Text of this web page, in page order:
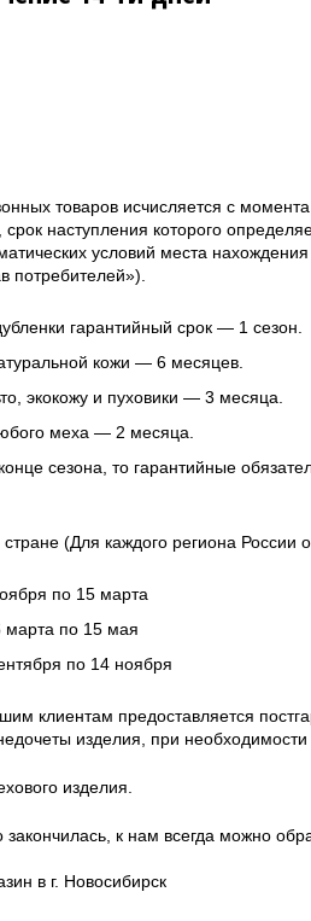
товаров исчисляется с
наступления которого
условий места
потребителей»).
гарантийный срок — 1 сезон.
кожи — 6 месяцев.
экокожу и пуховики — 3 месяца.
меха — 2 месяца.
сезона, то гарантийные
(Для каждого региона России
по 15 марта
марта по 15 мая
по 14 ноября
клиентам предоставляется
изделия, при
изделия.
к нам всегда можно
в г. Новосибирск